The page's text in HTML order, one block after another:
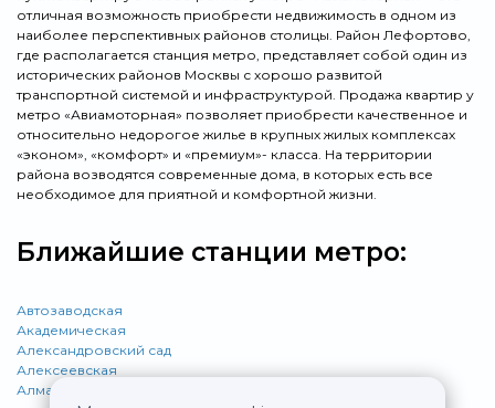
отличная возможность приобрести недвижимость в одном из
наиболее перспективных районов столицы. Район Лефортово,
где располагается станция метро, представляет собой один из
исторических районов Москвы с хорошо развитой
транспортной системой и инфраструктурой. Продажа квартир у
метро «Авиамоторная» позволяет приобрести качественное и
относительно недорогое жилье в крупных жилых комплексах
«эконом», «комфорт» и «премиум»- класса. На территории
района возводятся современные дома, в которых есть все
необходимое для приятной и комфортной жизни.
Ближайшие станции метро:
Автозаводская
Академическая
Александровский сад
Алексеевская
Алма-Атинская